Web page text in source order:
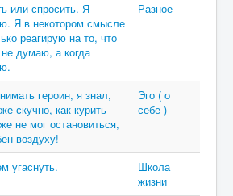
или спросить. Я
Я в некотором смысле
реагирую на то, что
думаю, а когда
Разное
героин, я знал,
скучно, как курить
не мог остановиться,
воздуху!
Эго ( о
себе )
угаснуть.
Школа
жизни